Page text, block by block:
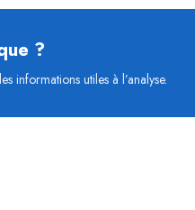
?
informations utiles à l’analyse.